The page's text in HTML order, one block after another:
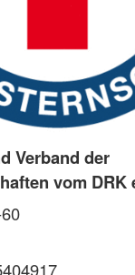
Verband der
vom DRK